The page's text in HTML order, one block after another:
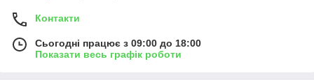
Контакти
Сьогодні працює з 09:00 до 18:00
Показати весь графік роботи